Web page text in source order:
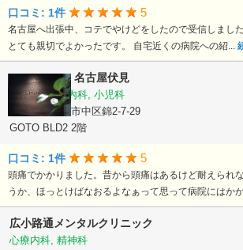
口コミ: 1件 5
名古屋へ出張中、コテでやけどをしたので受信しまし
とても親切でよかったです。 自宅近くの病院への紹...
CLINIC No7 名古屋伏見
内科, 脳神経内科, 小児科
愛知県名古屋市中区錦2-7-29
GOTO BLD2 2階
口コミ: 1件 5
頭痛でかかりました。昔から頭痛はあるけど耐えられ
うか、ほっとけばなおるよなぁって思って病院にはか
広小路通メンタルクリニック
心療内科, 精神科